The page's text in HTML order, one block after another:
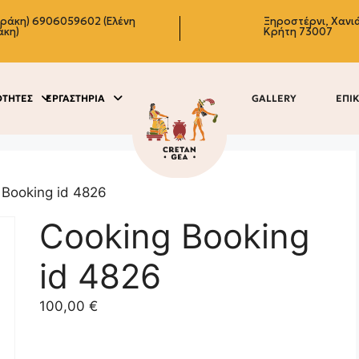
6906059602 (Ελένη Ξηροστέρνι,
Κρήτη 73007
ΕΡΓΑΣΤΗΡΙΑ GALLERY
id 4826
Cooking Booking
id 4826
100,00 €